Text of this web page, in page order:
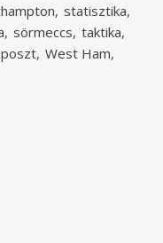
statisztika
sörmeccs taktika
West Ham